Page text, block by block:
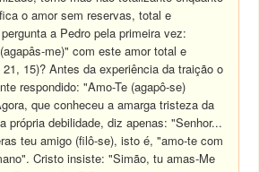
o amor sem reservas, total e
a Pedro pela primeira vez:
me)" com este amor total e
15)? Antes da experiência da traição o
respondido: "Amo-Te (agapô-se)
que conheceu a amarga tristeza da
própria debilidade, diz apenas: "Senhor...
teu amigo (filô-se), isto é, "amo-te com
Cristo insiste: "Simão, tu amas-Me